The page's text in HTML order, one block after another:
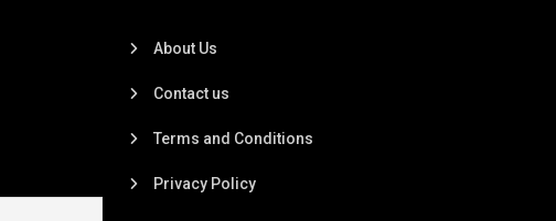
About Us
Contact us
Terms and Conditions
Privacy Policy